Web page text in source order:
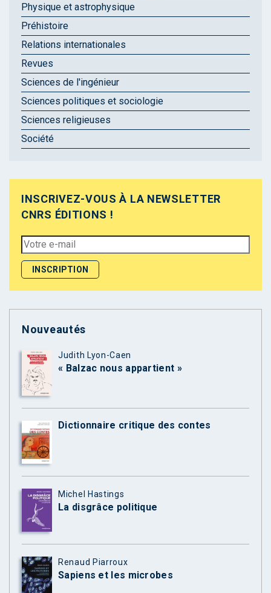
Physique et astrophysique
Préhistoire
Relations internationales
Revues
Sciences de l'ingénieur
Sciences politiques et sociologie
Sciences religieuses
Société
INSCRIVEZ-VOUS À LA NEWSLETTER
CNRS ÉDITIONS !
Nouveautés
Judith Lyon-Caen
« Balzac nous appartient »
Dictionnaire critique des contes
Michel Hastings
La disgrâce politique
Renaud Piarroux
Sapiens et les microbes